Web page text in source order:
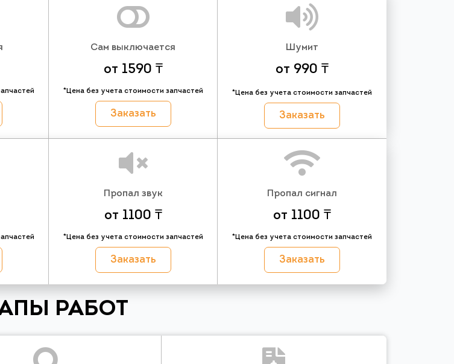
Сам выключается
от 1590 ₸
*Цена без учета стоимости запчастей
Заказать
Шумит
от 990 ₸
*Цена без учета стоимости запчастей
Заказать
Пропал звук
от 1100 ₸
*Цена без учета стоимости запчастей
Заказать
Пропал сигнал
от 1100 ₸
*Цена без учета стоимости запчастей
Заказать
РАБОТ